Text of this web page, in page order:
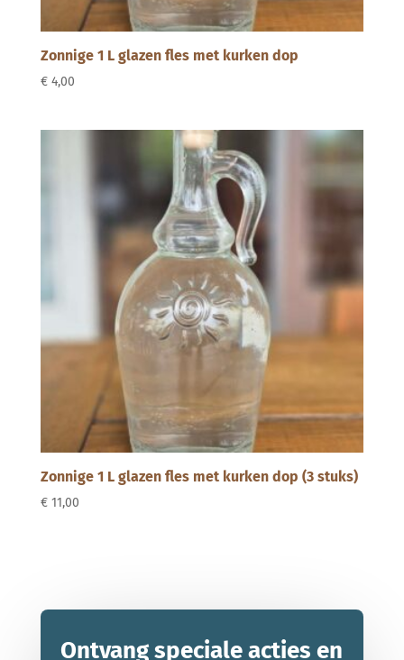
Zonnige 1 L glazen fles met kurken dop
€4,00
Zonnige 1 L glazen fles met kurken dop (3 stuks)
€11,00
Ontvang speciale acties en